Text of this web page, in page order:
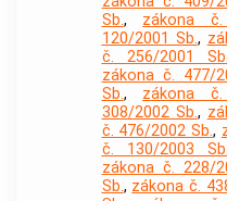
Sb., zákona
120/2001 Sb.,
č. 256/2001 Sb.
zákona č. 477/
Sb., zákona
308/2002 Sb.,
č. 476/2002 Sb.,
č. 130/2003 Sb.
zákona č. 228/
Sb., zákona č.